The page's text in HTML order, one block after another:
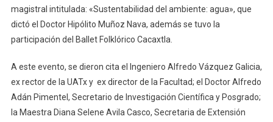
magistral intitulada: «Sustentabilidad del ambiente: agua», que
dictó el Doctor Hipólito Muñoz Nava, además se tuvo la
participación del Ballet Folklórico Cacaxtla.
A este evento, se dieron cita el Ingeniero Alfredo Vázquez Galicia,
ex rector de la UATx y ex director de la Facultad; el Doctor Alfredo
Adán Pimentel, Secretario de Investigación Científica y Posgrado;
la Maestra Diana Selene Avila Casco, Secretaria de Extensión